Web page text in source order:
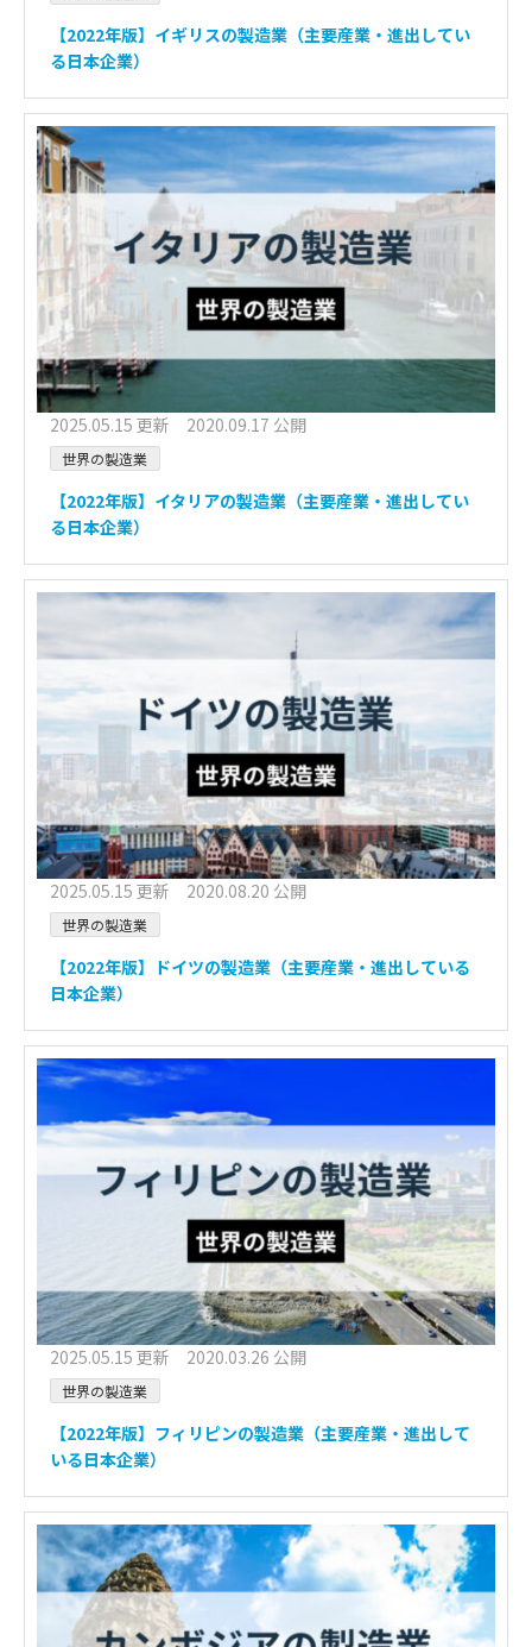
【2022年版】イギリスの製造業（主要産業・進出してい
る日本企業）
2025.05.15 更新 2020.09.17 公開
世界の製造業
【2022年版】イタリアの製造業（主要産業・進出してい
る日本企業）
2025.05.15 更新 2020.08.20 公開
世界の製造業
【2022年版】ドイツの製造業（主要産業・進出している
日本企業）
2025.05.15 更新 2020.03.26 公開
世界の製造業
【2022年版】フィリピンの製造業（主要産業・進出して
いる日本企業）